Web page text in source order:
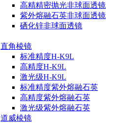
高精精密抛光非球面透镜
紫外熔融石英非球面透镜
硒化锌非球面透镜
直角棱镜
标准精度H-K9L
高精度H-K9L
激光级H-K9L
标准精度紫外熔融石英
高精度紫外熔融石英
激光级紫外熔融石英
道威棱镜